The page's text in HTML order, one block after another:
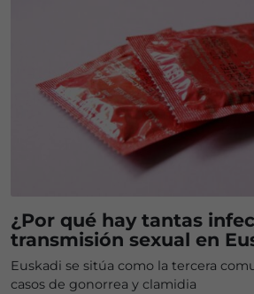
¿Por qué hay tantas
transmisión sexual en
Euskadi se sitúa como la tercera
casos de gonorrea y clamidia